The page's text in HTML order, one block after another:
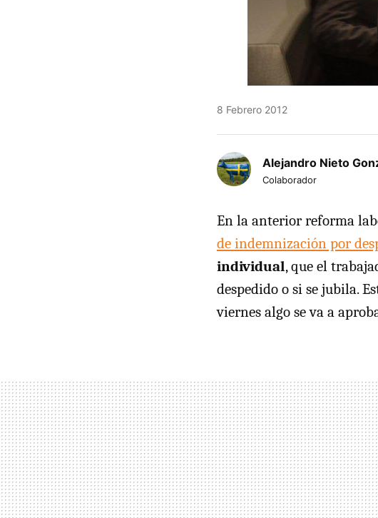
8 Febrero 2012
Alejandro Nieto
Colaborador
En la anterior reforma
de indemnización por
individual, que el
despedido o si se jubila.
viernes algo se va a